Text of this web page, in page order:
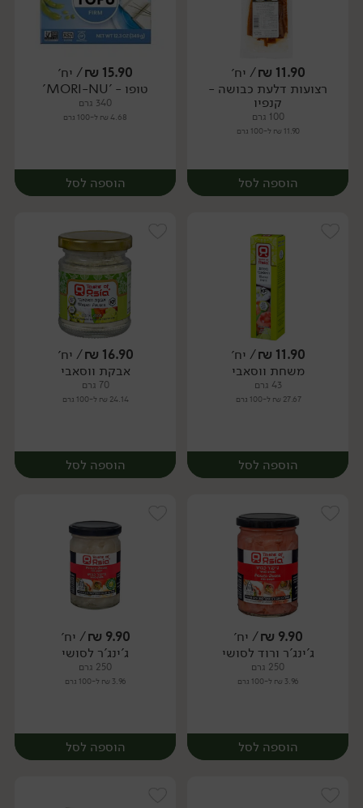
יח׳ יח׳
11.90
₪/ יח׳
רצועות דלעת כבושה -
קנפיו
100 גרם
11.90 ₪ ל-100 גרם
הוספה לסל
יח׳
15.90
₪/ יח׳
טופו - 'MORI-NU'
340 גרם
4.68 ₪ ל-100 גרם
הוספה לסל
יח׳
11.90
₪/ יח׳
משחת ווסאבי
43 גרם
27.67 ₪ ל-100 גרם
הוספה לסל
יח׳
16.90
₪/ יח׳
אבקת ווסאבי
70 גרם
24.14 ₪ ל-100 גרם
הוספה לסל
יח׳
9.90
₪/ יח׳
ג'ינג'ר ורוד לסושי
250 גרם
3.96 ₪ ל-100 גרם
הוספה לסל
9.90
₪/ יח׳
ג'ינג'ר לסושי
250 גרם
3.96 ₪ ל-100 גרם
הוספה לסל